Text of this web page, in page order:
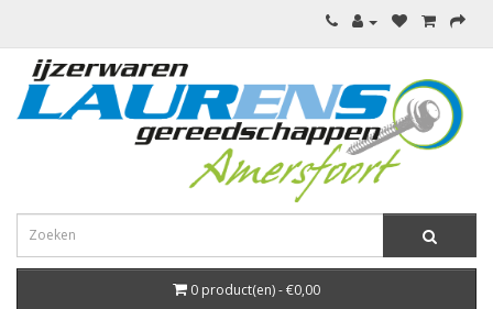
0 product(en) - €0,00